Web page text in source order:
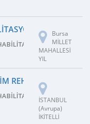
VE ÖZEL
MERKEZI
Bursa
MİLLET
MAHALLESİ
YIL
REHABILITASYON
MERKEZI
İSTANBUL
(Avrupa)
İKİTELLİ